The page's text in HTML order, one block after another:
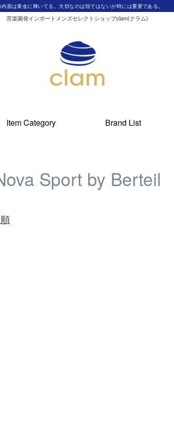
内面は黄金に輝いてる。大切なのは殻ではないが時には重要である。
苦楽園発インポートメンズセレクトショップclam(クラム)
Item Category Brand List
Sport by Berteil